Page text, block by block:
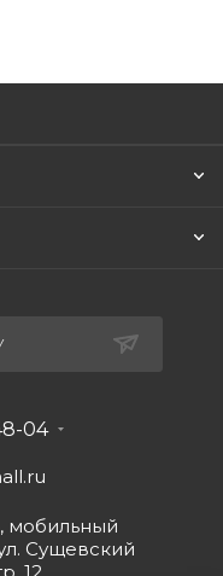
04
мобильный
Сущевский